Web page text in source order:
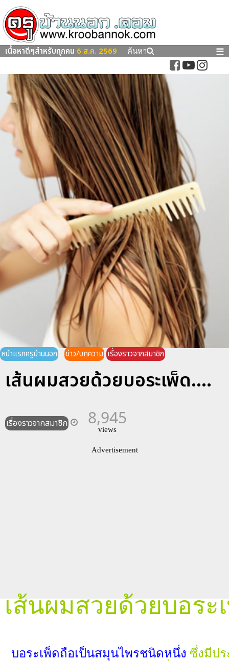
เนื้อหาดีๆสำหรับทุกคน 6 ส.ค. 2569 ค้นหา ☰
หน้าแรกครูบ้านนอก ข่าว/บทความ เรื่องราวจากสมาชิก
เส้นผมสวยด้วยบอระเพ็ด....
เรื่องราวจากสมาชิก 8,945
views
Advertisement
เส้นผมสวยด้วยบอระ
บอระเพ็ดถือเป็นสมุนไพรชนิดหนึ่ง ซึ่งมีป